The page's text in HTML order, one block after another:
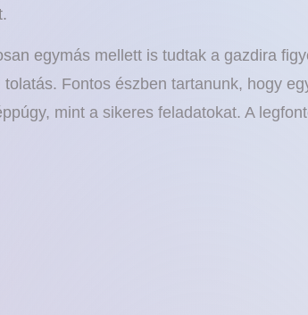
egymás mellett is tudtak a gazdira
Fontos észben tartanunk, hogy
mint a sikeres feladatokat. A